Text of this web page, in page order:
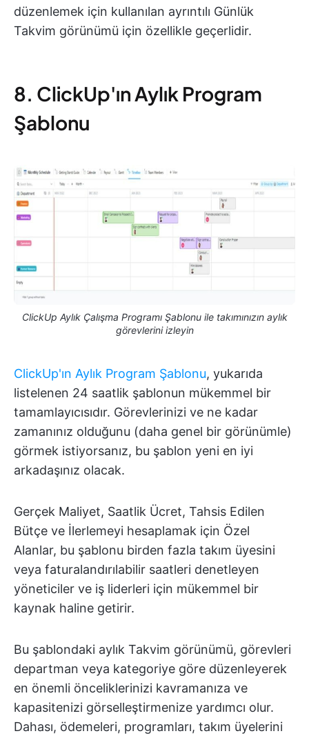
düzenlemek için kullanılan ayrıntılı Günlük
Takvim görünümü için özellikle geçerlidir.
8. ClickUp'ın Aylık Program
Şablonu
ClickUp Aylık Çalışma Programı Şablonu ile takımınızın aylık
görevlerini izleyin
ClickUp'ın Aylık Program Şablonu, yukarıda
listelenen 24 saatlik şablonun mükemmel bir
tamamlayıcısıdır. Görevlerinizi ve ne kadar
zamanınız olduğunu (daha genel bir görünümle)
görmek istiyorsanız, bu şablon yeni en iyi
arkadaşınız olacak.
Gerçek Maliyet, Saatlik Ücret, Tahsis Edilen
Bütçe ve İlerlemeyi hesaplamak için Özel
Alanlar, bu şablonu birden fazla takım üyesini
veya faturalandırılabilir saatleri denetleyen
yöneticiler ve iş liderleri için mükemmel bir
kaynak haline getirir.
Bu şablondaki aylık Takvim görünümü, görevleri
departman veya kategoriye göre düzenleyerek
en önemli önceliklerinizi kavramanıza ve
kapasitenizi görselleştirmenize yardımcı olur.
Dahası, ödemeleri, programları, takım üyelerini